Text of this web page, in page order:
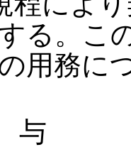
る。こ
用務に
与